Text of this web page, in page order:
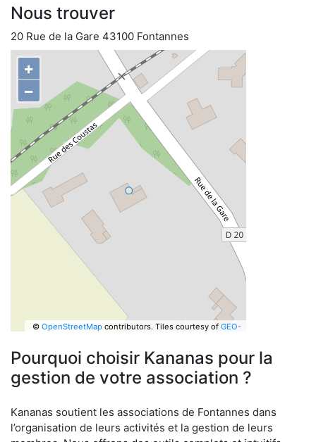
Nous trouver
20 Rue de la Gare 43100 Fontannes
+
−
© OpenStreetMapcontributors. Tiles courtesy of GEO-
Pourquoi choisir Kananas pour la
gestion de votre association ?
Kananas soutient les associations de Fontannes dans
l’organisation de leurs activités et la gestion de leurs